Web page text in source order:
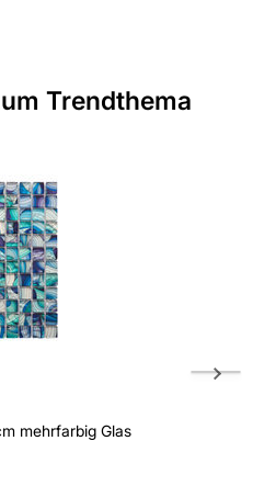
Trendthema
mehrfarbig Glas